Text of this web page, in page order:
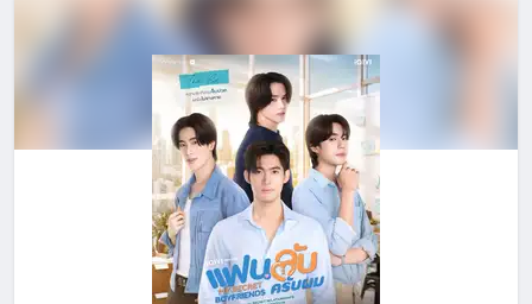
My Secret Boyfriends
My Secret Boyfriends my secret boyfriends